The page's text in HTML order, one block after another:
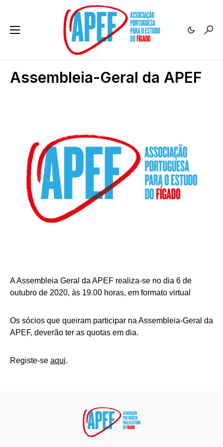
Assembleia-Geral da APEF
A Assembleia Geral da APEF realiza-se no dia 6 de
outubro de 2020, às 19.00 horas, em formato virtual
Os sócios que queiram participar na Assembleia-Geral da
APEF, deverão ter as quotas em dia.
Registe-se aqui.